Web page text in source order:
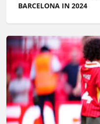
BARCELONA IN 2024